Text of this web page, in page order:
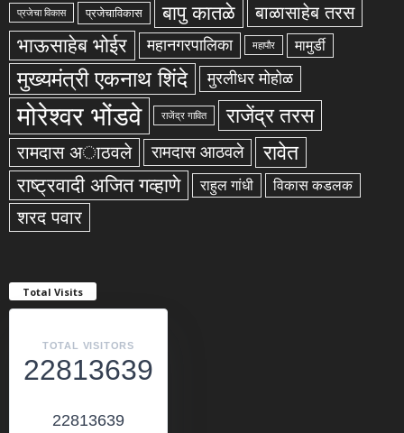
प्रजेचा विकास प्रजेचाविकास बापु कातळे बाळासाहेब तरस
भाऊसाहेब भोईर महानगरपालिका महापौर मामुर्डी
मुख्यमंत्री एकनाथ शिंदे मुरलीधर मोहोळ
मोरेश्वर भोंडवे राजेंद्र गावित राजेंद्र तरस
रामदास अाठवले रामदास आठवले रावेत
राष्ट्रवादी अजित गव्हाणे राहुल गांधी विकास कडलक
शरद पवार
Total Visits
TOTAL VISITORS
22813639
22813639